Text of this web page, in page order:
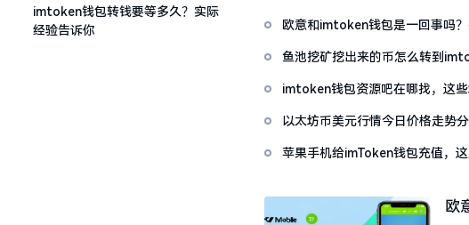
imtoken钱包转钱要等多久？实际
经验告诉你
欧意和imtoken钱包是一回事吗
鱼池挖矿挖出来的币怎么转到
imtoken钱包资源吧在哪找，这
以太坊币美元行情今日价格走势
苹果手机给imToken钱包充值，
欧